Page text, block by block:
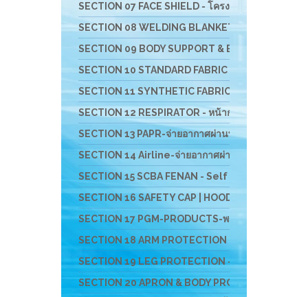
SECTION 07 FACE SHIELD - โครงกระบังหน้าสำห
SECTION 08 WELDING BLANKET - ผ้าห่มกันสะเก็
SECTION 09 BODY SUPPORT & BACK
SECTION 10 STANDARD FABRIC MASK- ผ้าปิดจมู
SECTION 11 SYNTHETIC FABRIC MASK - ผ้าปิดจมู
SECTION 12 RESPIRATOR - หน้ากากตลับกรอง
SECTION 13 PAPR-จ่ายอากาศผ่านพัดลม BESTSAFE
SECTION 14 Airline-จ่ายอากาศผ่านสายลม
SECTION 15 SCBA FENAN - Self Contained
SECTION 16 SAFETY CAP | HOOD | หมวกผ้า หมว
SECTION 17 PGM-PRODUCTS-พรม-กระเป๋า-ร่ม-
SECTION 18 ARM PROTECTION - ปลอกแขนนิรภัย
SECTION 19 LEG PROTECTION - ปลอกขานิรภัย
SECTION 20 APRON & BODY PROTECTION- เอี๊ย